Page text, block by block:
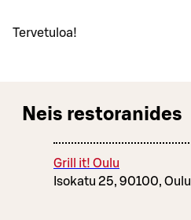
Tervetuloa!
Neis restoranides
Grill it! Oulu
Isokatu 25, 90100, Oulu